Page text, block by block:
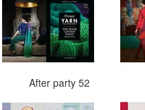
After party 52